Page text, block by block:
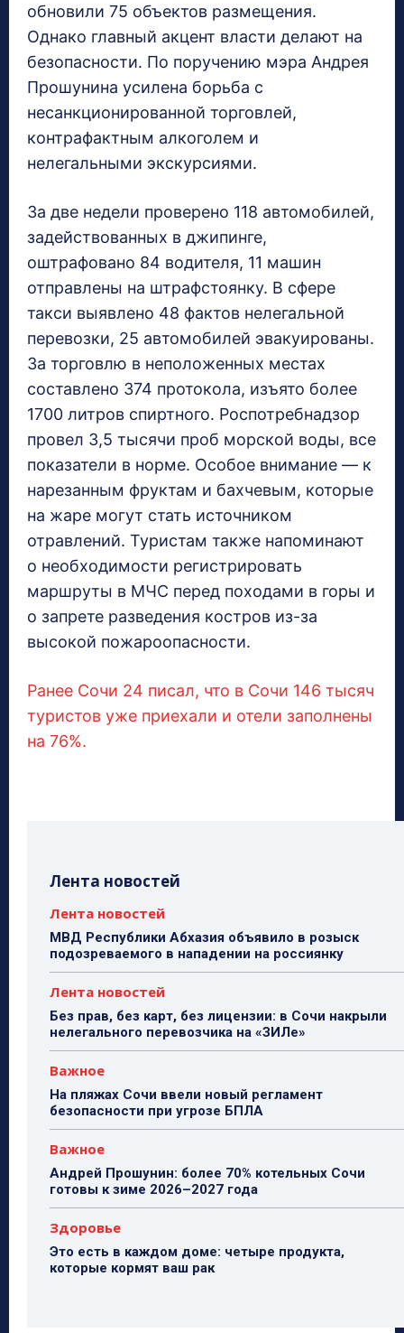
обновили 75 объектов размещения.
Однако главный акцент власти делают на
безопасности. По поручению мэра Андрея
Прошунина усилена борьба с
несанкционированной торговлей,
контрафактным алкоголем и
нелегальными экскурсиями.
За две недели проверено 118 автомобилей,
задействованных в джипинге,
оштрафовано 84 водителя, 11 машин
отправлены на штрафстоянку. В сфере
такси выявлено 48 фактов нелегальной
перевозки, 25 автомобилей эвакуированы.
За торговлю в неположенных местах
составлено 374 протокола, изъято более
1700 литров спиртного. Роспотребнадзор
провел 3,5 тысячи проб морской воды, все
показатели в норме. Особое внимание — к
нарезанным фруктам и бахчевым, которые
на жаре могут стать источником
отравлений. Туристам также напоминают
о необходимости регистрировать
маршруты в МЧС перед походами в горы и
о запрете разведения костров из-за
высокой пожароопасности.
Ранее Сочи 24 писал, что в Сочи 146 тысяч
туристов уже приехали и отели заполнены
на 76%.
Лента новостей
Лента новостей
МВД Республики Абхазия объявило в розыск
подозреваемого в нападении на россиянку
Лента новостей
Без прав, без карт, без лицензии: в Сочи накрыли
нелегального перевозчика на «ЗИЛе»
Важное
На пляжах Сочи ввели новый регламент
безопасности при угрозе БПЛА
Важное
Андрей Прошунин: более 70% котельных Сочи
готовы к зиме 2026–2027 года
Здоровье
Это есть в каждом доме: четыре продукта,
которые кормят ваш рак